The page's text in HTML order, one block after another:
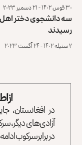
۳۰ قوس ۱۴۰۲ - ۲۱ دسمبر ۲۰۲۳
سه دانشجوی دختر اهل
رسیدند
۲ سنبله ۱۴۰۲ - ۲۴ آگست ۲۰۲۳
از
در افغانستان،
آزادی‌های دیگر،
در برابر سرکوب